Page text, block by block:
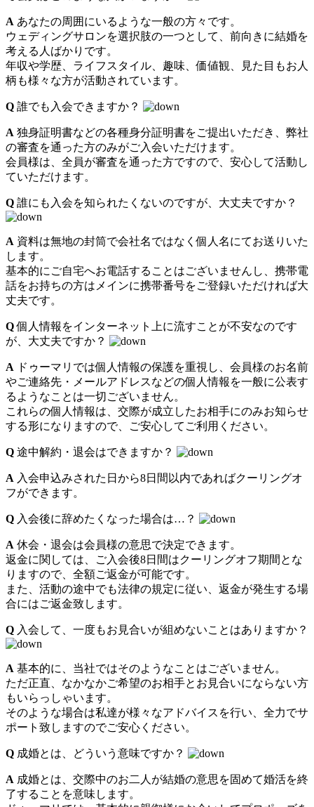
A あなたの周囲にいるような一般の方々です。
ウェディングサロンを選択肢の一つとして、前向きに結婚を
考える人ばかりです。
年収や学歴、ライフスタイル、趣味、価値観、見た目もお人
柄も様々な方が活動されています。
Q 誰でも入会できますか？
A 独身証明書などの各種身分証明書をご提出いただき、弊社
の審査を通った方のみがご入会いただけます。
会員様は、全員が審査を通った方ですので、安心して活動し
ていただけます。
Q 誰にも入会を知られたくないのですが、大丈夫ですか？
A 資料は無地の封筒で会社名ではなく個人名にてお送りいた
します。
基本的にご自宅へお電話することはございませんし、携帯電
話をお持ちの方はメインに携帯番号をご登録いただければ大
丈夫です。
Q個人情報をインターネット上に流すことが不安なのです
が、大丈夫ですか？
A ドゥーマリでは個人情報の保護を重視し、会員様のお名前
やご連絡先・メールアドレスなどの個人情報を一般に公表す
るようなことは一切ございません。
これらの個人情報は、交際が成立したお相手にのみお知らせ
する形になりますので、ご安心してご利用ください。
Q 途中解約・退会はできますか？
A 入会申込みされた日から8日間以内であればクーリングオ
フができます。
Q 入会後に辞めたくなった場合は…？
A 休会・退会は会員様の意思で決定できます。
返金に関しては、ご入会後8日間はクーリングオフ期間とな
りますので、全額ご返金が可能です。
また、活動の途中でも法律の規定に従い、返金が発生する場
合にはご返金致します。
Q 入会して、一度もお見合いが組めないことはありますか？
A 基本的に、当社ではそのようなことはございません。
ただ正直、なかなかご希望のお相手とお見合いにならない方
もいらっしゃいます。
そのような場合は私達が様々なアドバイスを行い、全力でサ
ポート致しますのでご安心ください。
Q 成婚とは、どういう意味ですか？
A 成婚とは、交際中のお二人が結婚の意思を固めて婚活を終
了することを意味します。